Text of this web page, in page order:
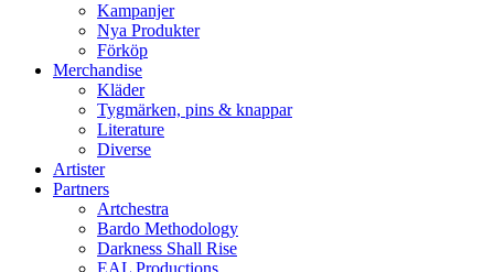
Kampanjer
Nya Produkter
Förköp
Merchandise
Kläder
Tygmärken, pins & knappar
Literature
Diverse
Artister
Partners
Artchestra
Bardo Methodology
Darkness Shall Rise
EAL Productions